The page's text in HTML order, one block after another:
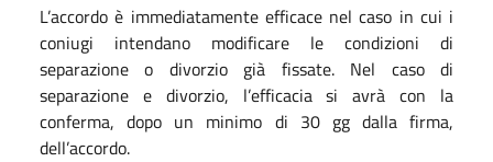
L’accordo è immediatamente efficace nel caso in cui i
coniugi intendano modificare le condizioni di
separazione o divorzio già fissate. Nel caso di
separazione e divorzio, l’efficacia si avrà con la
conferma, dopo un minimo di 30 gg dalla firma,
dell’accordo.